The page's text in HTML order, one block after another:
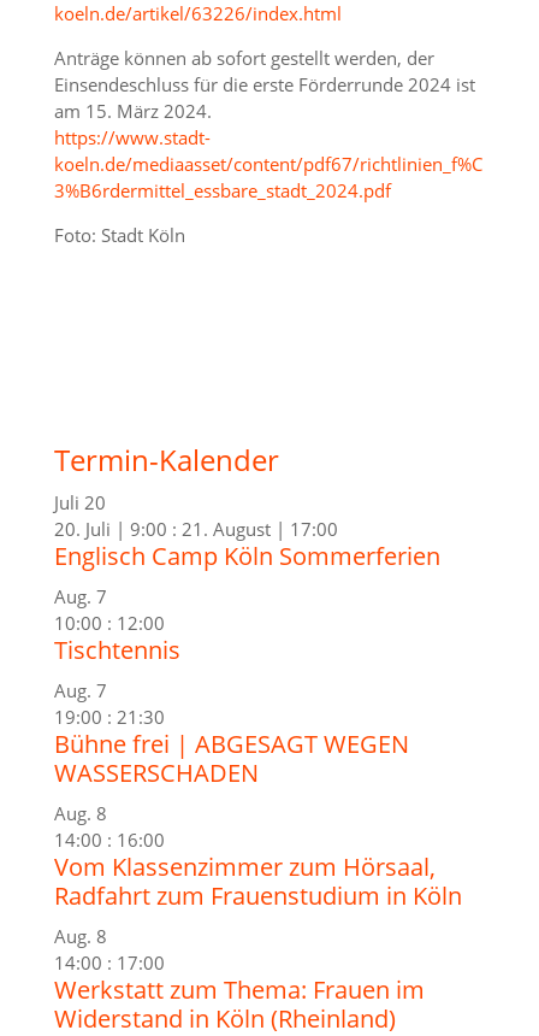
koeln.de/artikel/63226/index.html
Anträge können ab sofort gestellt werden, der
Einsendeschluss für die erste Förderrunde 2024 ist
am 15. März 2024.
https://www.stadt-
koeln.de/mediaasset/content/pdf67/richtlinien_f%C
3%B6rdermittel_essbare_stadt_2024.pdf
Foto: Stadt Köln
Termin-Kalender
Juli 20
20. Juli | 9:00 : 21. August | 17:00
Englisch Camp Köln Sommerferien
Aug. 7
10:00 : 12:00
Tischtennis
Aug. 7
19:00 : 21:30
Bühne frei | ABGESAGT WEGEN
WASSERSCHADEN
Aug. 8
14:00 : 16:00
Vom Klassenzimmer zum Hörsaal,
Radfahrt zum Frauenstudium in Köln
Aug. 8
14:00 : 17:00
Werkstatt zum Thema: Frauen im
Widerstand in Köln (Rheinland)